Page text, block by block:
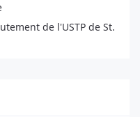
de l'USTP de St.